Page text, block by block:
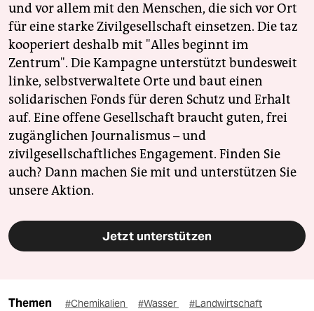
und vor allem mit den Menschen, die sich vor Ort
für eine starke Zivilgesellschaft einsetzen. Die taz
kooperiert deshalb mit "Alles beginnt im
Zentrum". Die Kampagne unterstützt bundesweit
linke, selbstverwaltete Orte und baut einen
solidarischen Fonds für deren Schutz und Erhalt
auf. Eine offene Gesellschaft braucht guten, frei
zugänglichen Journalismus – und
zivilgesellschaftliches Engagement. Finden Sie
auch? Dann machen Sie mit und unterstützen Sie
unsere Aktion.
Jetzt unterstützen
Themen #Chemikalien #Wasser #Landwirtschaft